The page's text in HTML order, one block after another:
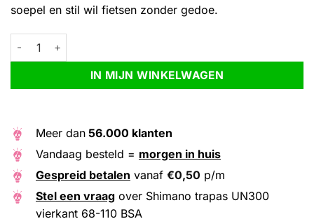
soepel en stil wil fietsen zonder gedoe.
Shimano trapas UN300 vierkant 68-110 BSA aantal
IN MIJN WINKELWAGEN
Alternative:
Meer dan 56.000 klanten
Vandaag besteld = morgen in huis
Gespreid betalen vanaf €0,50 p/m
Stel een vraag over Shimano trapas UN300
vierkant 68-110 BSA